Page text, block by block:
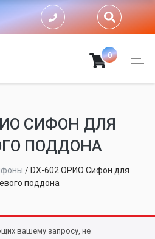
0
СИФОН ДЛЯ
ПОДДОНА
/ DX-602 ОРИО Сифон для
поддона
вашему запросу, не